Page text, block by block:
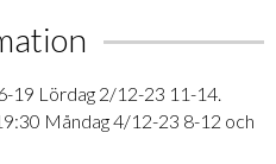
19 Lördag 2/12-23 11-14.
Måndag 4/12-23 8-12 och